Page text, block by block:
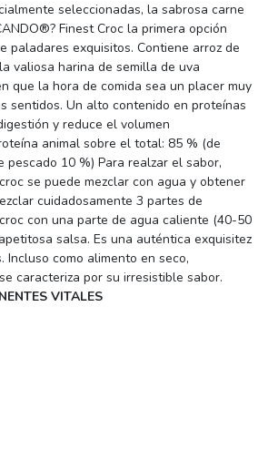
seleccionadas, la sabrosa carne
Finest Croc la primera opción
paladares exquisitos. Contiene arroz de
valiosa harina de semilla de uva
que la hora de comida sea un placer muy
sentidos. Un alto contenido en proteínas
y reduce el volumen
animal sobre el total: 85 % (de
pescado 10 %) Para realzar el sabor,
se puede mezclar con agua y obtener
cuidadosamente 3 partes de
con una parte de agua caliente (40-50
salsa. Es una auténtica exquisitez
Incluso como alimento en seco,
caracteriza por su irresistible sabor.
VITALES